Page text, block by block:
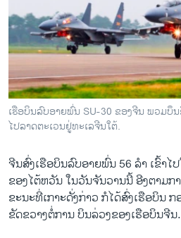
ຊຸມຊົນຊາວລາວ
ວິທະຍາສາດ-ເທັກໂນໂລຈີ
ທຸລະກິດ
ພາສາອັງກິດ
ວີດີໂອ
ລາຍການກະຈາຍສຽງ
ລາຍງານ
ຕິດຕາມພວກເຮົາ ທີ່
ເຮືອບິນລົບອາຍພົ່ນ SU-30 ຂອງຈີນ ພວມບຶ
ໄປລາດຕະເວນຢູ່ທະເລຈີນໃຕ້.
ຈີນສົ່ງເຮືອບິນລົບອາຍພົ່ນ 56 ລຳ ເຂົ້າໄ
ຂອງໄຕ້ຫວັນ ໃນວັນຈັນວານນີ້ ອີງຕາມກ
ຂະນະທີ່ເກາະດັ່ງກ່າວ ກໍໄດ້ສົ່ງເຮືອບິນ
ຂັດຂວາງຕໍ່ການ ບິນລ່ວງຂອງເຮືອບິນຈີນ.